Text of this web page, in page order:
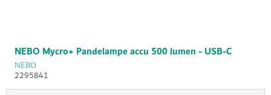
NEBO Mycro+ Pandelampe accu 500 lumen - USB-C
NEBO
2295841